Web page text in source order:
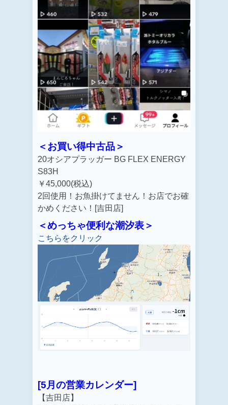
＜お買い得中古品＞
20オシアプラッガー BG FLEX ENERGY
S83H
￥45,000(税込)
2回使用！お魚掛けてません！お店でお確
かめください！[吉田店]
＜めっちゃ便利な潮汐表＞
こちらをクリック
[5月の営業カレンダー]
【吉田店】